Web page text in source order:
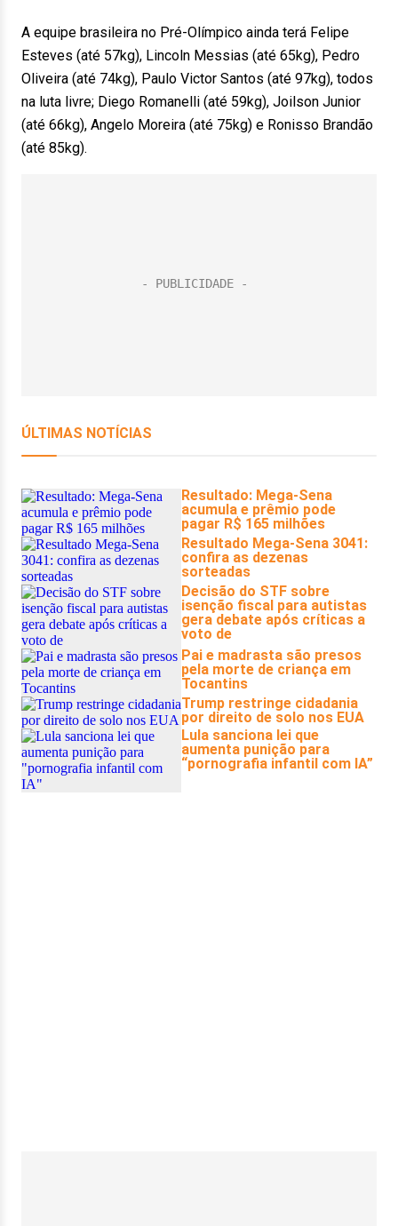
A equipe brasileira no Pré-Olímpico ainda terá Felipe
Esteves (até 57kg), Lincoln Messias (até 65kg), Pedro
Oliveira (até 74kg), Paulo Victor Santos (até 97kg), todos
na luta livre; Diego Romanelli (até 59kg), Joilson Junior
(até 66kg), Angelo Moreira (até 75kg) e Ronisso Brandão
(até 85kg).